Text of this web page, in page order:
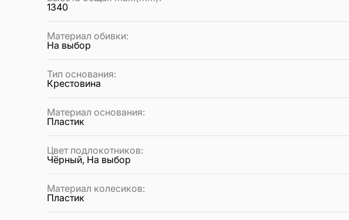
1340
Материал обивки:
На выбор
Тип основания:
Крестовина
Материал основания:
Пластик
Цвет подлокотников:
Чёрный, На выбор
Материал колесиков:
Пластик